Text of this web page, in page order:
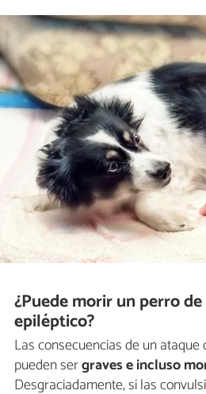
¿Puede morir un perro
epiléptico?
Las consecuencias de un
pueden sergraves e incluso
Desgraciadamente, si las